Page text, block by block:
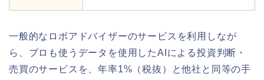
一般的なロボアドバイザーのサービスを利用しなが
ら、プロも使うデータを使用したAIによる投資判断・
売買のサービスを、年率1%（税抜）と他社と同等の手